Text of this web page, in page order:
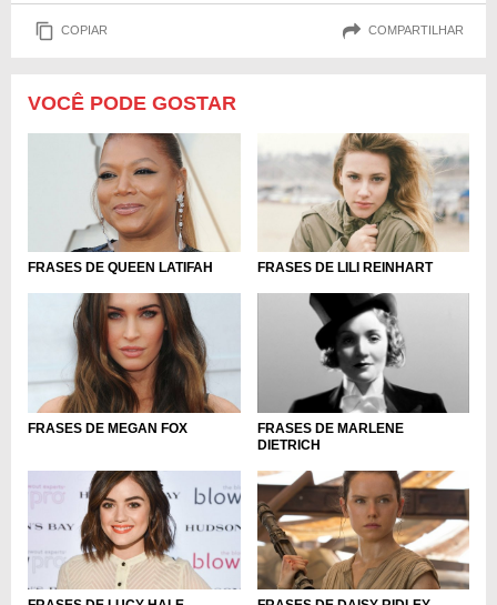
COPIAR COMPARTILHAR
VOCÊ PODE GOSTAR
FRASES DE QUEEN LATIFAH FRASES DE LILI REINHART
FRASES DE MEGAN FOX
FRASES DE MARLENE
DIETRICH